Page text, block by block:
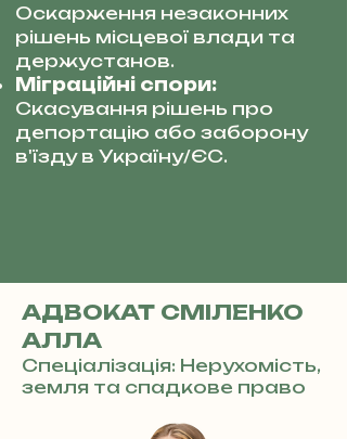
Оскарження незаконних
рішень місцевої влади та
держустанов.
Міграційні спори:
Скасування рішень про
депортацію або заборону
в'їзду в Україну/ЄС.
АДВОКАТ СМІЛЕНКО
АЛЛА
Спеціалізація: Нерухомість,
земля та спадкове право